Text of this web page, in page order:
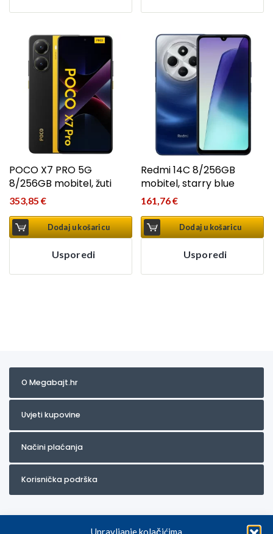
Upravljanje kolačićima
POCO X7 PRO 5G
8/256GB mobitel, žuti
353,85 €
Dodaj u košaricu
Usporedi
Redmi 14C 8/256GB
mobitel, starry blue
161,76€
Dodaj u košaricu
Usporedi
O Megabajt.hr
Uvjeti kupovine
Načini plaćanja
Korisnička podrška